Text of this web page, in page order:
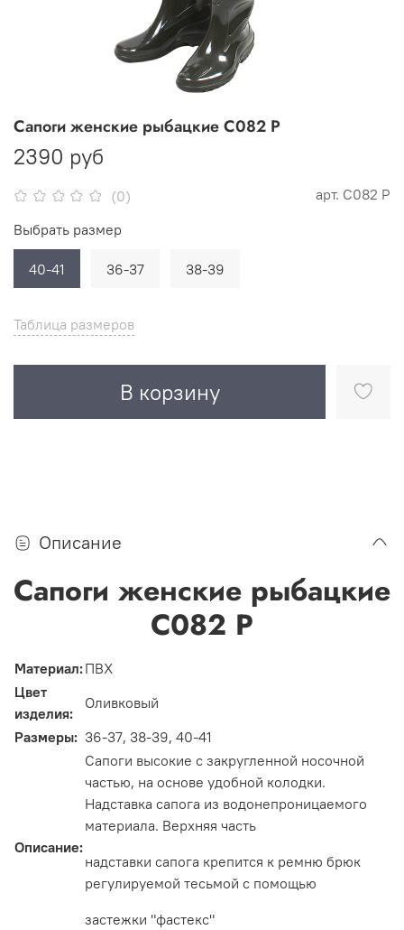
(0) арт. С082 Р
Сапоги женские рыбацкие С082 Р
2390 руб
Таблица размеров
В корзину
Выбрать размер
40-41 36-37 38-39
Описание
Сапоги женские рыбацкие
С082 Р
Материал:ПВХ
Цвет
изделия:
Оливковый
Размеры: 36-37, 38-39, 40-41
Описание:
Сапоги высокие с закругленной носочной
частью, на основе удобной колодки.
Надставка сапога из водонепроницаемого
материала. Верхняя часть
надставки сапога крепится к ремню брюк
регулируемой тесьмой с помощью
застежки "фастекс"